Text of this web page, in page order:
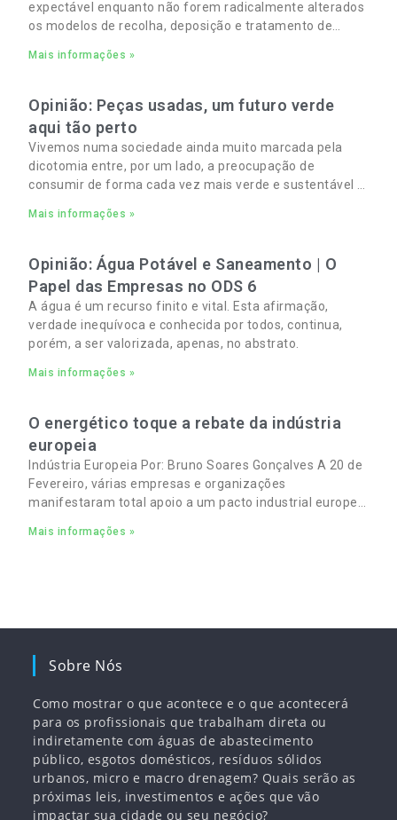
expectável enquanto não forem radicalmente alterados
os modelos de recolha, deposição e tratamento de
Mais informações »
Opinião: Peças usadas, um futuro verde
aqui tão perto
Vivemos numa sociedade ainda muito marcada pela
dicotomia entre, por um lado, a preocupação de
consumir de forma cada vez mais verde e sustentável e,
e familiares cada vez mais apertados.
Mais informações »
Opinião: Água Potável e Saneamento | O
Papel das Empresas no ODS 6
A água é um recurso finito e vital. Esta afirmação,
verdade inequívoca e conhecida por todos, continua,
porém, a ser valorizada, apenas, no abstrato.
Mais informações »
O energético toque a rebate da indústria
europeia
Indústria Europeia Por: Bruno Soares Gonçalves A 20 de
Fevereiro, várias empresas e organizações
manifestaram total apoio a um pacto industrial europeu
empregos
Mais informações »
Sobre Nós
Como mostrar o que acontece e o que acontecerá
para os profissionais que trabalham direta ou
indiretamente com águas de abastecimento
público, esgotos domésticos, resíduos sólidos
urbanos, micro e macro drenagem? Quais serão as
próximas leis, investimentos e ações que vão
impactar sua cidade ou seu negócio?